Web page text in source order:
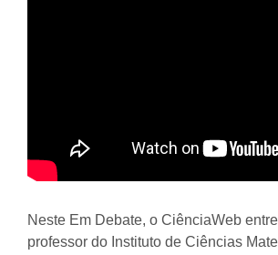
Neste Em Debate, o CiênciaWeb
professor do Instituto de Ciências